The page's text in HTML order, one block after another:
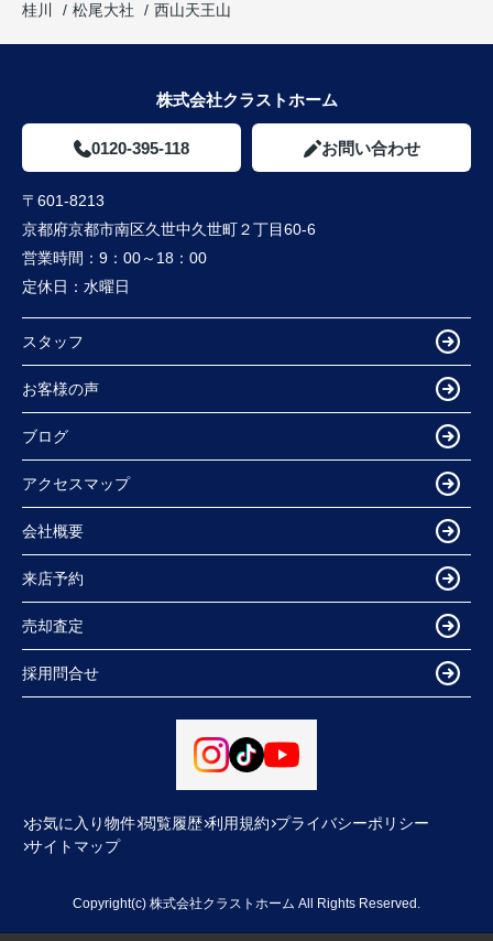
桂川
松尾大社 西山天王山
株式会社クラストホーム
0120-395-118 お問い合わせ
〒601-8213
京都府京都市南区久世中久世町２丁目60-6
営業時間： 9：00～18：00
定休日： 水曜日
スタッフ
お客様の声
ブログ
アクセスマップ
会社概要
来店予約
売却査定
採用問合せ
お気に入り物件 閲覧履歴 利用規約 プライバシーポリシー
サイトマップ
Copyright(c) 株式会社クラストホーム All Rights Reserved.